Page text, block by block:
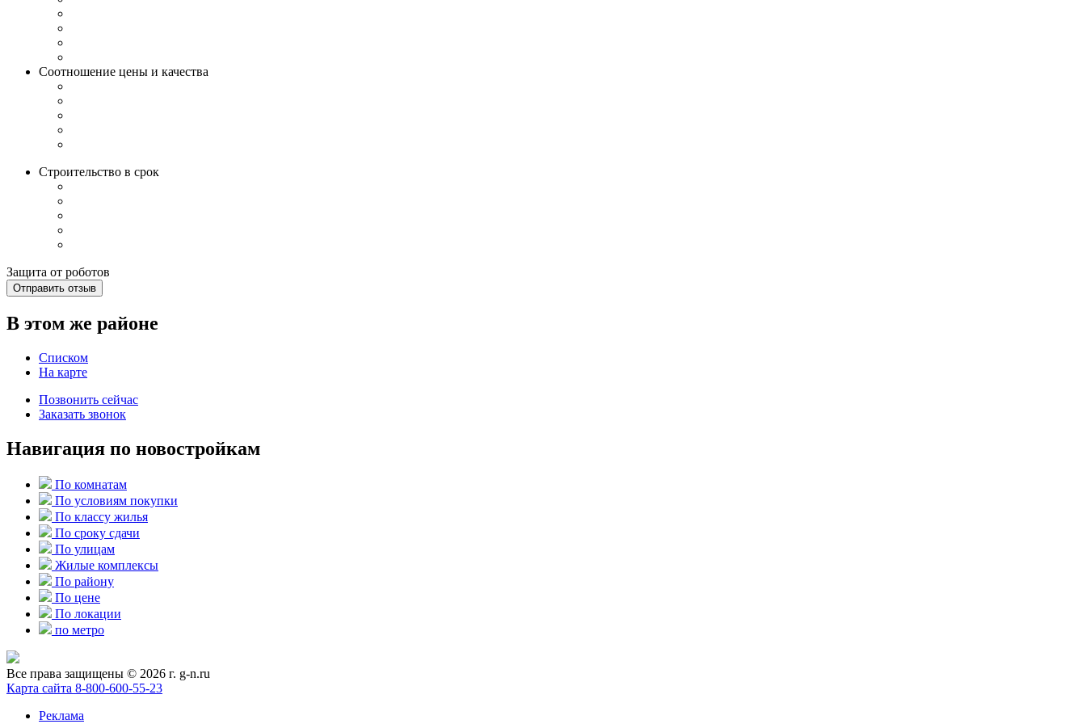
Соотношение цены и качества
Строительство в срок
Защита от роботов
Отправить отзыв
В этом же районе
Списком
На карте
Позвонить сейчас
Заказать звонок
Навигация по новостройкам
По комнатам
По условиям покупки
По классу жилья
По сроку сдачи
По улицам
Жилые комплексы
По району
По цене
По локации
по метро
Все права защищены © 2026 г. g-n.ru
Карта сайта 8-800-600-55-23
Реклама